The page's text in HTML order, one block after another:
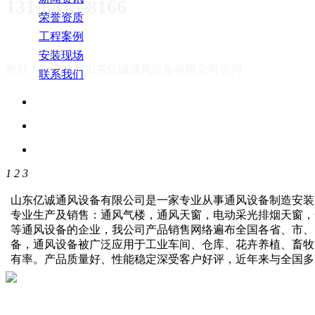
131-8415-8166
您好！欢迎访问
荣誉资质
工程案例
安装现场
联系我们
1 2 3
山东亿诚通风设备有限公司是一家专业从事通风设备制造安
专业生产及销售：通风气楼，通风天窗，电动采光排烟天窗
等通风设备的企业，我公司产品销售网络遍布全国各省、市
备，通风设备被广泛应用于工业车间、仓库、花卉养植、畜
有率。产品质量好、性能稳定深受客户好评，近年来与全国